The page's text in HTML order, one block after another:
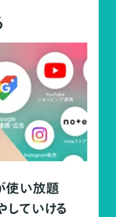
使い放題
していける